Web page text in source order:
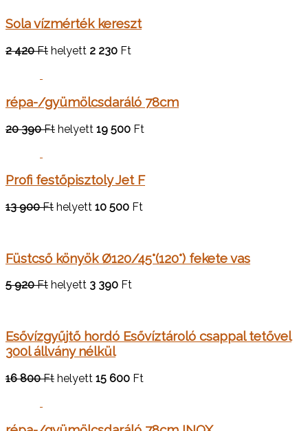
Sola vízmérték kereszt
2 420 Ft helyett 2 230 Ft
répa-/gyümölcsdaráló 78cm
20 390 Ft helyett 19 500 Ft
Profi festőpisztoly Jet F
13 900 Ft helyett 10 500 Ft
Füstcső könyök Ø120/45°(120°) fekete vas
5 920 Ft helyett 3 390 Ft
Esővízgyűjtő hordó Esővíztároló csappal tetővel
300l állvány nélkül
16 800 Ft helyett 15 600 Ft